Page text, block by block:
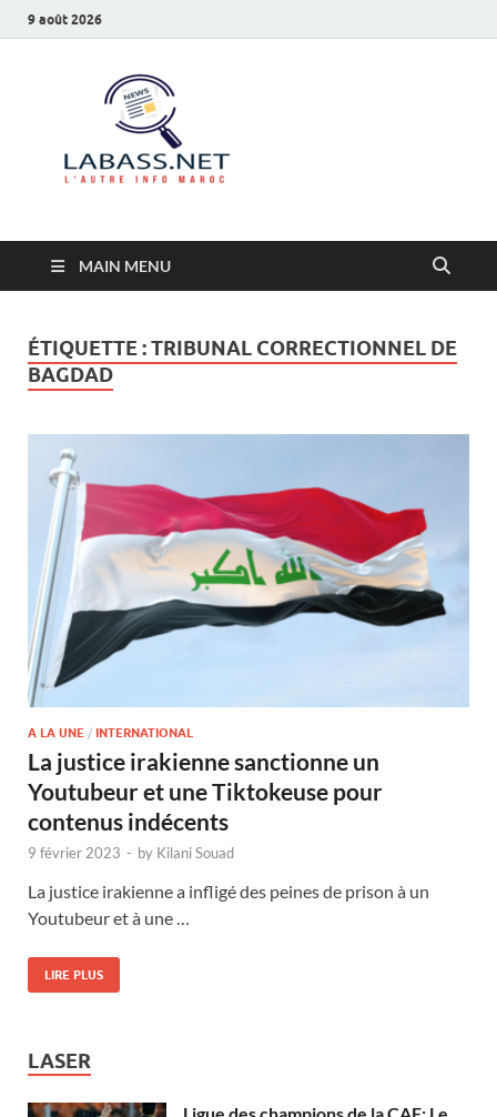
9 août 2026
MAIN MENU
ÉTIQUETTE :TRIBUNAL CORRECTIONNEL DE
BAGDAD
A LA UNE / INTERNATIONAL
La justice irakienne sanctionne un
Youtubeur et une Tiktokeuse pour
contenus indécents
9 février 2023 - by Kilani Souad
La justice irakienne a infligé des peines de prison à un
Youtubeur et à une …
LIRE PLUS
LASER
Ligue des champions de la CAF: Le